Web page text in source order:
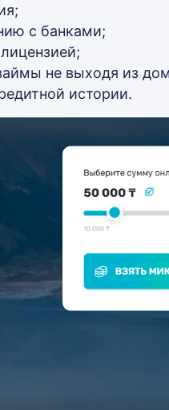
с банками;
не выходя из
истории.